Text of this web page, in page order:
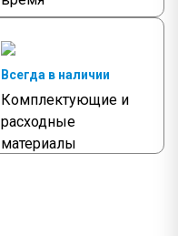
Всегда в наличии
Комплектующие и
расходные
материалы